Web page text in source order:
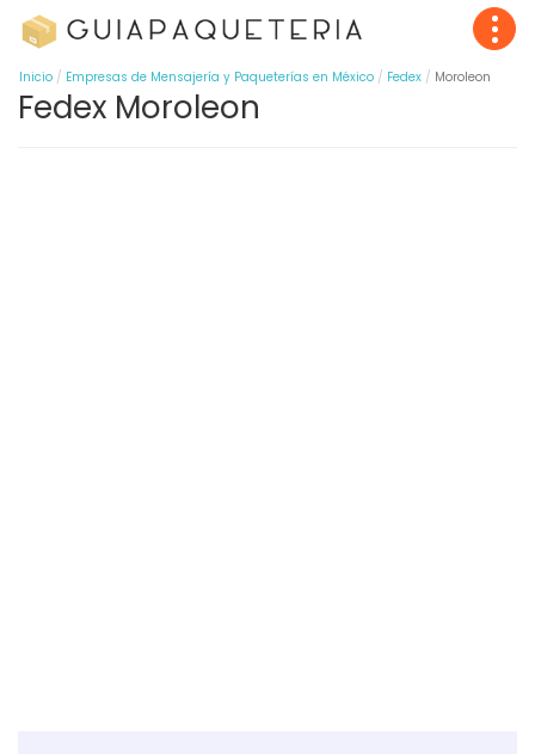
Inicio Empresas de Mensajería y Paqueterías en México Fedex Moroleon
Fedex Moroleon